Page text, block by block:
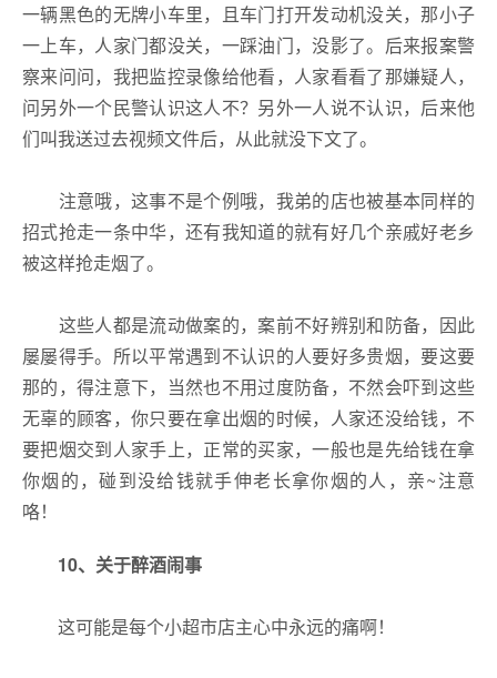
一辆黑色的无牌小车里，且车门打开发动机没关，那小子
一上车，人家门都没关，一踩油门，没影了。后来报案警
察来问问，我把监控录像给他看，人家看看了那嫌疑人，
问另外一个民警认识这人不？另外一人说不认识，后来他
们叫我送过去视频文件后，从此就没下文了。
注意哦，这事不是个例哦，我弟的店也被基本同样的
招式抢走一条中华，还有我知道的就有好几个亲戚好老乡
被这样抢走烟了。
这些人都是流动做案的，案前不好辨别和防备，因此
屡屡得手。所以平常遇到不认识的人要好多贵烟，要这要
那的，得注意下，当然也不用过度防备，不然会吓到这些
无辜的顾客，你只要在拿出烟的时候，人家还没给钱，不
要把烟交到人家手上，正常的买家，一般也是先给钱在拿
你烟的，碰到没给钱就手伸老长拿你烟的人，亲~注意
咯！
10、 关于醉酒闹事
这可能是每个小超市店主心中永远的痛啊！